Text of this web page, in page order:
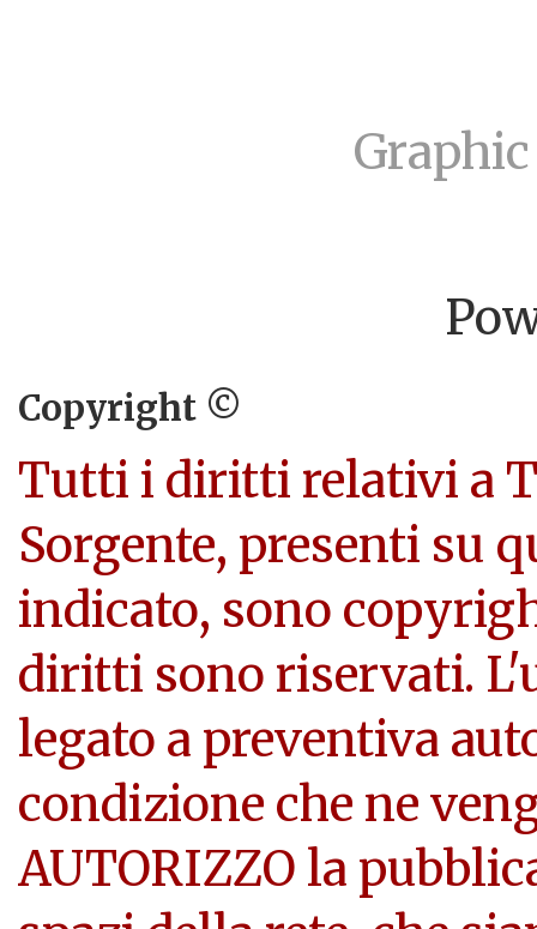
Copyright ©
Tutti i diritti relativi a
Sorgente, presenti su
indicato, sono
diritti sono riservati.
legato a preventiva
condizione che ne
AUTORIZZO la